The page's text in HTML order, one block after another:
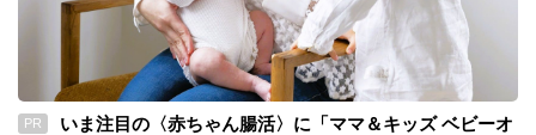
PR
いま注目の〈赤ちゃん腸活〉に「ママ＆キッズ ベビーオ